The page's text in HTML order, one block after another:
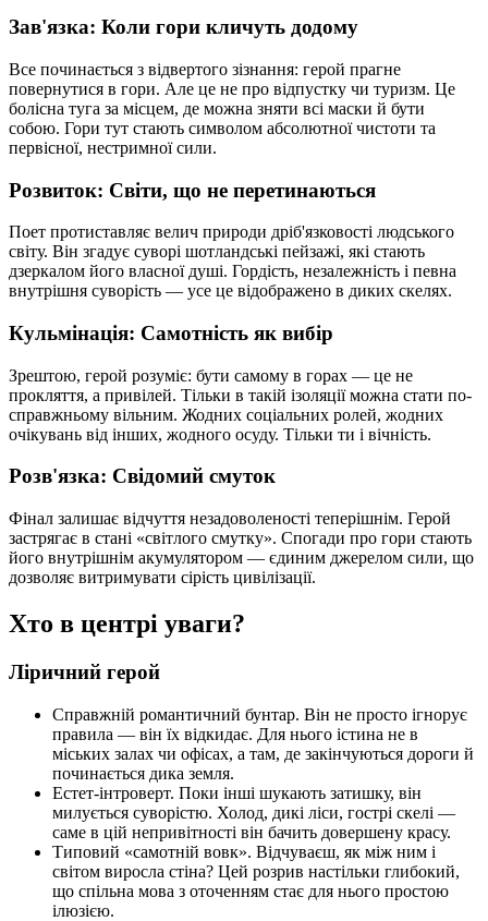
Зав'язка: Коли гори кличуть додому
Все починається з відвертого зізнання: герой прагне
повернутися в гори. Але це не про відпустку чи туризм. Це
болісна туга за місцем, де можна зняти всі маски й бути
собою. Гори тут стають символом абсолютної чистоти та
первісної, нестримної сили.
Розвиток: Світи, що не перетинаються
Поет протиставляє велич природи дріб'язковості людського
світу. Він згадує суворі шотландські пейзажі, які стають
дзеркалом його власної душі. Гордість, незалежність і певна
внутрішня суворість — усе це відображено в диких скелях.
Кульмінація: Самотність як вибір
Зрештою, герой розуміє: бути самому в горах — це не
прокляття, а привілей. Тільки в такій ізоляції можна стати по-
справжньому вільним. Жодних соціальних ролей, жодних
очікувань від інших, жодного осуду. Тільки ти і вічність.
Розв'язка: Свідомий смуток
Фінал залишає відчуття незадоволеності теперішнім. Герой
застрягає в стані «світлого смутку». Спогади про гори стають
його внутрішнім акумулятором — єдиним джерелом сили, що
дозволяє витримувати сірість цивілізації.
Хто в центрі уваги?
Ліричний герой
Справжній романтичний бунтар. Він не просто ігнорує
правила — він їх відкидає. Для нього істина не в
міських залах чи офісах, а там, де закінчуються дороги й
починається дика земля.
Естет-інтроверт. Поки інші шукають затишку, він
милується суворістю. Холод, дикі ліси, гострі скелі —
саме в цій непривітності він бачить довершену красу.
Типовий «самотній вовк». Відчуваєш, як між ним і
світом виросла стіна? Цей розрив настільки глибокий,
що спільна мова з оточенням стає для нього простою
ілюзією.